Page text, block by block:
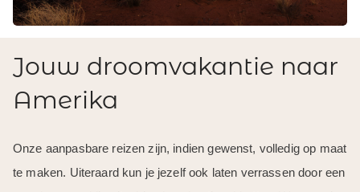
Jouw droomvakantie naar
Amerika
Onze aanpasbare reizen zijn, indien gewenst, volledig op maat
te maken. Uiteraard kun je jezelf ook laten verrassen door een